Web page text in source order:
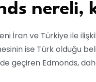
nereli,
İran ve Türkiye ile
ise Türk olduğu
geçiren Edmonds,